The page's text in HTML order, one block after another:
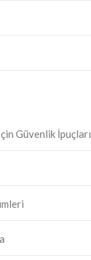
Güvenlik İpuçları